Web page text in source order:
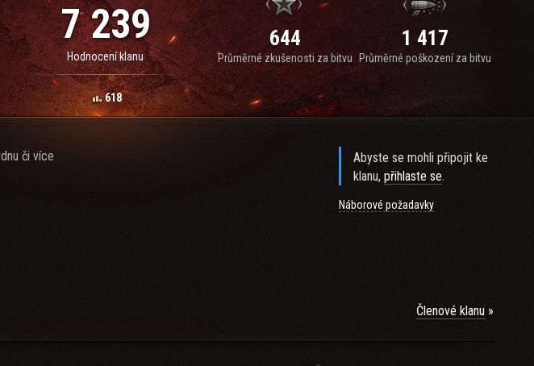
7 239
Hodnocení klanu
618
644
Průměrné zkušenosti za bitvu
1 417
Průměrné poškození za bitvu
či více
Abyste se mohli připojit ke
klanu,přihlaste se.
Náborové požadavky
Členové klanu